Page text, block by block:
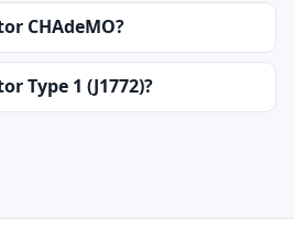
CHAdeMO?
Type 1 (J1772)?